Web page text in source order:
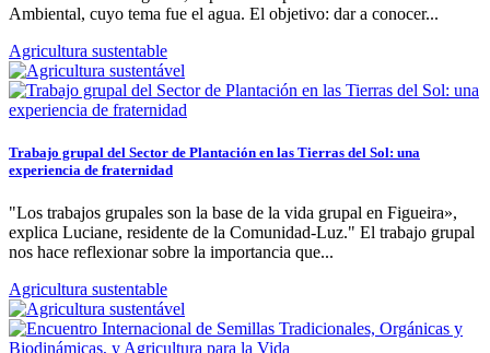
Ambiental, cuyo tema fue el agua. El objetivo: dar a conocer...
Agricultura sustentable
Trabajo grupal del Sector de Plantación en las Tierras del Sol: una
experiencia de fraternidad
"Los trabajos grupales son la base de la vida grupal en Figueira»,
explica Luciane, residente de la Comunidad-Luz." El trabajo grupal
nos hace reflexionar sobre la importancia que...
Agricultura sustentable